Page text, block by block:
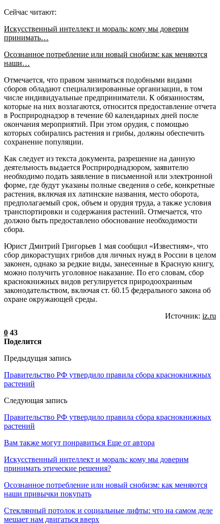
Сейчас читают:
Искусственный интеллект и мораль: кому мы доверим
принимать…
Осознанное потребление или новый снобизм: как меняются
наши…
Отмечается, что правом заниматься подобными видами
сборов обладают специализированные организации, в том
числе индивидуальные предприниматели. К обязанностям,
которые на них возлагаются, относится предоставление отчета
в Росприроднадзор в течение 60 календарных дней после
окончания мероприятий. При этом орудия, с помощью
которых собирались растения и грибы, должны обеспечить
сохранение популяции.
Как следует из текста документа, разрешение на данную
деятельность выдается Росприроднадзором, заявителю
необходимо подать заявление в письменной или электронной
форме, где будут указаны полные сведения о себе, конкретные
растения, включая их латинские названия, место оборота,
предполагаемый срок, объем и орудия труда, а также условия
транспортировки и содержания растений. Отмечается, что
должно быть предоставлено обоснование необходимости
сбора.
Юрист Дмитрий Григорьев 1 мая сообщил «Известиям», что
сбор дикорастущих грибов для личных нужд в России в целом
законен, однако за редкие виды, занесенные в Красную книгу,
можно получить уголовное наказание. По его словам, сбор
краснокнижных видов регулируется природоохранным
законодательством, включая ст. 60.15 федерального закона об
охране окружающей среды.
Источник: iz.ru
0 43
Поделится
Предыдущая запись
Правительство РФ утвердило правила сбора краснокнижных
растений
Следующая запись
Правительство РФ утвердило правила сбора краснокнижных
растений
Вам также могут понравиться Еще от автора
Искусственный интеллект и мораль: кому мы доверим
принимать этические решения?
Осознанное потребление или новый снобизм: как меняются
наши привычки покупать
Стеклянный потолок и социальные лифты: что на самом деле
мешает нам двигаться вверх